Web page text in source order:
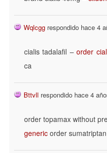
Wqlcgg respondido hace 4
cialis tadalafil –order
ca
Bttvll respondido hace 4
order topamax without
generic order